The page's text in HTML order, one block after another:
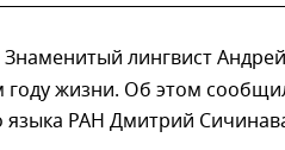
Знаменитый лингвист Андрей
году жизни. Об этом
языка РАН Дмитрий